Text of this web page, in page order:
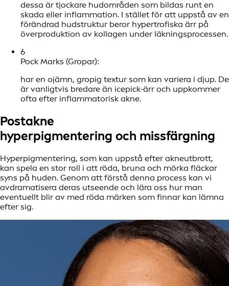
dessa är tjockare hudområden som bildas runt en
skada eller inflammation. I stället för att uppstå av en
förändrad hudstruktur beror hypertrofiska ärr på
överproduktion av kollagen under läkningsprocessen.
6
Pock Marks (Gropar):
har en ojämn, gropig textur som kan variera i djup. De
är vanligtvis bredare än icepick-ärr och uppkommer
ofta efter inflammatorisk akne.
Postakne
hyperpigmentering och missfärgning
Hyperpigmentering, som kan uppstå efter akneutbrott,
kan spela en stor roll i att röda, bruna och mörka fläckar
syns på huden. Genom att förstå denna process kan vi
avdramatisera deras utseende och lära oss hur man
eventuellt blir av med röda märken som finnar kan lämna
efter sig.